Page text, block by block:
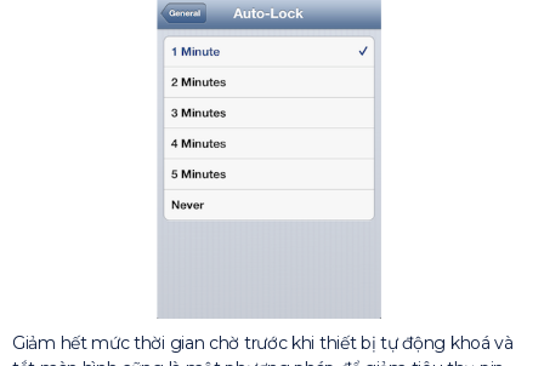
Giảm hết mức thời gian chờ trước khi thiết bị tự động khoá và